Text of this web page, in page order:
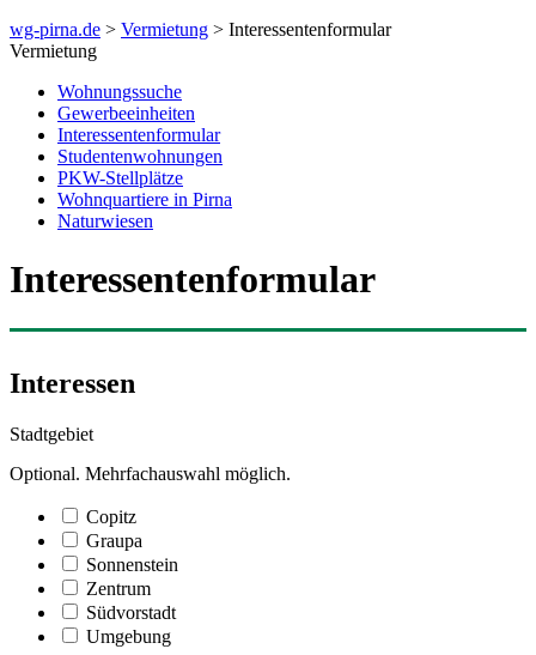
wg-pirna.de > Vermietung > Interessentenformular
Vermietung
Wohnungssuche
Gewerbeeinheiten
Interessentenformular
Studentenwohnungen
PKW-Stellplätze
Wohnquartiere in Pirna
Naturwiesen
Interessentenformular
Interessen
Stadtgebiet
Optional. Mehrfachauswahl möglich.
Copitz
Graupa
Sonnenstein
Zentrum
Südvorstadt
Umgebung